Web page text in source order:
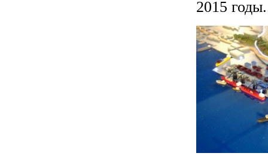
2015 годы.